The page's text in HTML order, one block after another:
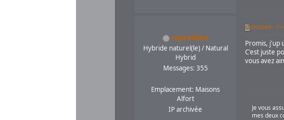
rcpreiben
Hybride naturel(le) / Natural
Hybrid
Messages: 355
Emplacement: Maisons
Alfort
IP archivée
13/05/2009 -
Promis, j'up
C'est juste
vous avez
Je vous
mes deux